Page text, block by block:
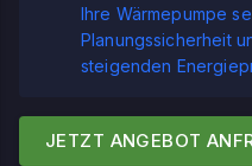
Ihre Wärmepumpe
Planungssicherheit
steigenden
JETZT ANGEBOT